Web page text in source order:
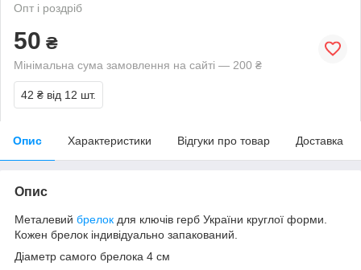
Опт і роздріб
50 ₴
Мінімальна сума замовлення на сайті — 200 ₴
42 ₴ від 12 шт.
Опис Характеристики Відгуки про товар Доставка
Опис
Металевий брелок для ключів герб України круглої форми.
Кожен брелок індивідуально запакований.
Діаметр самого брелока 4 см